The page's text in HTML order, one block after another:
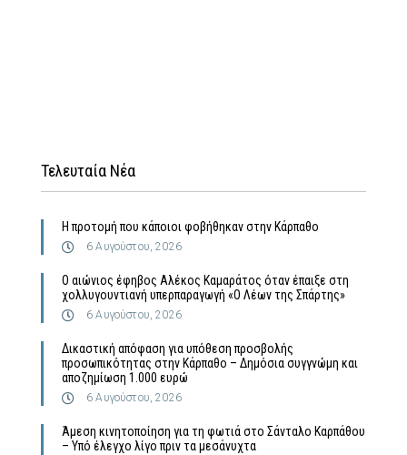
Τελευταία Νέα
Η προτομή που κάποιοι φοβήθηκαν στην Κάρπαθο
6 Αυγούστου, 2026
Ο αιώνιος έφηβος Αλέκος Καμαράτος όταν έπαιξε στη
χολλυγουντιανή υπερπαραγωγή «Ο Λέων της Σπάρτης»
6 Αυγούστου, 2026
Δικαστική απόφαση για υπόθεση προσβολής
προσωπικότητας στην Κάρπαθο – Δημόσια συγγνώμη και
αποζημίωση 1.000 ευρώ
6 Αυγούστου, 2026
Άμεση κινητοποίηση για τη φωτιά στο Σάνταλο Καρπάθου
– Υπό έλεγχο λίγο πριν τα μεσάνυχτα